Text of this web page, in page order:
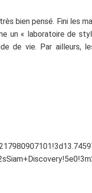
bien pensé. Fini les
un « laboratoire de
de vie. Par ailleurs, l